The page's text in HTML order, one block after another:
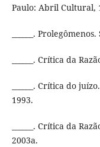
Paulo: Abril Cultural,
______.
______. Crítica da
______. Crítica do
1993.
______. Crítica da
2003a.